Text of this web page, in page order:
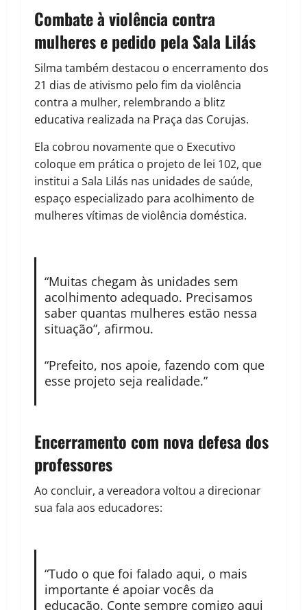
Combate à violência contra
mulheres e pedido pela Sala Lilás
Silma também destacou o encerramento dos
21 dias de ativismo pelo fim da violência
contra a mulher, relembrando a blitz
educativa realizada na Praça das Corujas.
Ela cobrou novamente que o Executivo
coloque em prática o projeto de lei 102, que
institui a Sala Lilás nas unidades de saúde,
espaço especializado para acolhimento de
mulheres vítimas de violência doméstica.
“Muitas chegam às unidades sem
acolhimento adequado. Precisamos
saber quantas mulheres estão nessa
situação”, afirmou.
“Prefeito, nos apoie, fazendo com que
esse projeto seja realidade.”
Encerramento com nova defesa dos
professores
Ao concluir, a vereadora voltou a direcionar
sua fala aos educadores:
“Tudo o que foi falado aqui, o mais
importante é apoiar vocês da
educação. Conte sempre comigo aqui